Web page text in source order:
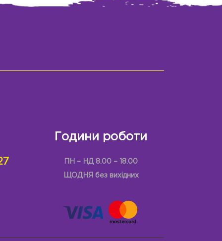
Години роботи
ПН – НД 8.00 – 18.00
ЩОДНЯ без вихідних